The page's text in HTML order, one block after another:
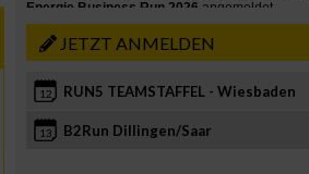
JETZT ANMELDEN
12 RUN5 TEAMSTAFFEL - Wiesbaden
13 B2Run Dillingen/Saar